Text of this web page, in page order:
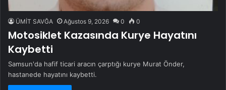
ÜMİT SAVĞA Ağustos 9, 2026 0 0
Motosiklet Kazasında Kurye Hayatını
Kaybetti
Samsun'da hafif ticari aracın çarptığı kurye Murat Önder,
hastanede hayatını kaybetti.